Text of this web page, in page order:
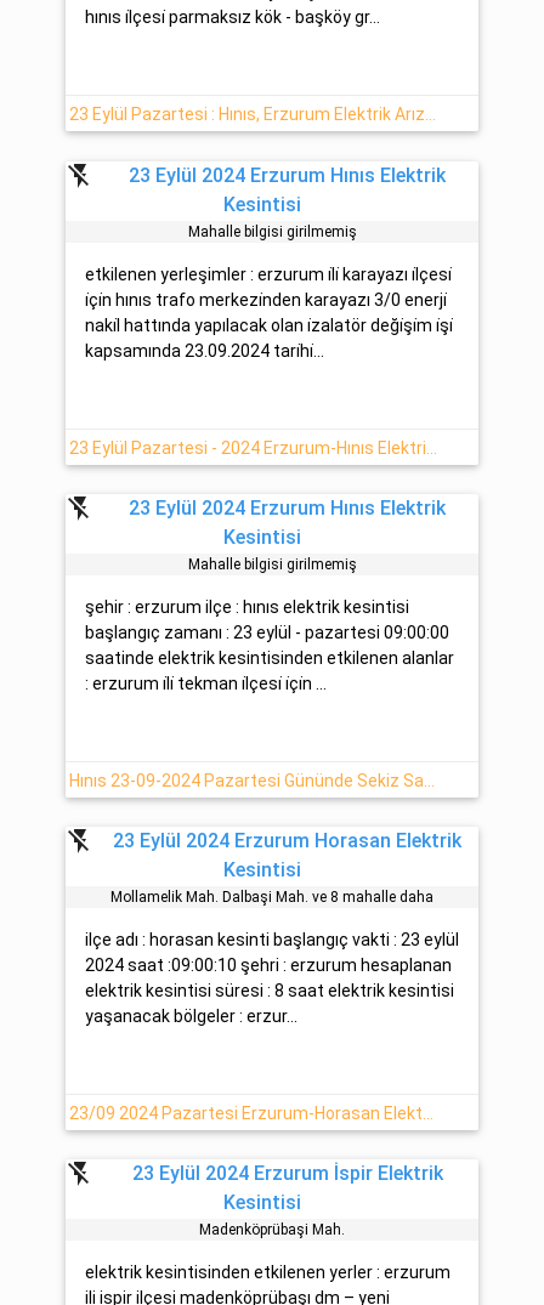
hınıs i̇lçesi̇ parmaksız kök - başköy gr...
flash_off
23 Eylül 2024 Erzurum Hınıs Elektrik
Kesintisi
Mahalle bilgisi girilmemiş
etkilenen yerleşimler : erzurum i̇li̇ karayazı i̇lçesi̇
i̇çi̇n hınıs trafo merkezi̇nden karayazı 3/0 enerji̇
naki̇l hattında yapılacak olan i̇zalatör deği̇şi̇m i̇şi̇
kapsamında 23.09.2024 tari̇hi̇...
flash_off
23 Eylül 2024 Erzurum Hınıs Elektrik
Kesintisi
Mahalle bilgisi girilmemiş
şehir : erzurum ilçe : hınıs elektrik kesintisi
başlangıç zamanı : 23 eylül - pazartesi 09:00:00
saatinde elektrik kesintisinden etkilenen alanlar
: erzurum i̇li̇ tekman i̇lçesi̇ i̇çi̇n ...
flash_off
23 Eylül 2024 Erzurum Horasan Elektrik
Kesintisi
Mollameli̇k Mah. Dalbaşi Mah. ve 8 mahalle daha
ilçe adı : horasan kesinti başlangıç vakti : 23 eylül
2024 saat :09:00:10 şehri : erzurum hesaplanan
elektrik kesintisi süresi : 8 saat elektrik kesintisi
yaşanacak bölgeler : erzur...
flash_off
23 Eylül 2024 Erzurum İspir Elektrik
Kesintisi
Madenköprübaşi Mah.
elektrik kesintisinden etkilenen yerler : erzurum
ili ispir ilçesi madenköprübaşı dm – yeni